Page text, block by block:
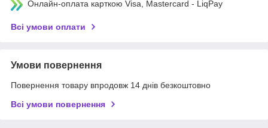
Онлайн-оплата карткою Visa, Mastercard - LiqPay
Всі умови оплати
Умови повернення
Повернення товару впродовж 14 днів безкоштовно
Всі умови повернення